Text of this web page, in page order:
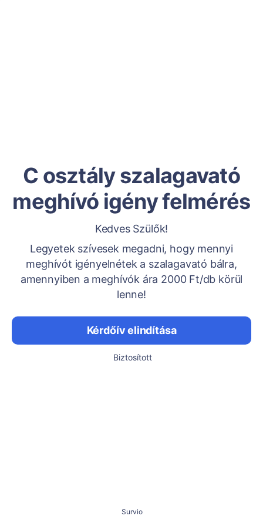
C osztály szalagavató
meghívó igény felmérés
Kedves Szülők!
Legyetek szívesek megadni, hogy mennyi
meghívót igényelnétek a szalagavató bálra,
amennyiben a meghívók ára 2000 Ft/db körül
lenne!
Kérdőív elindítása
Biztosított
Survio